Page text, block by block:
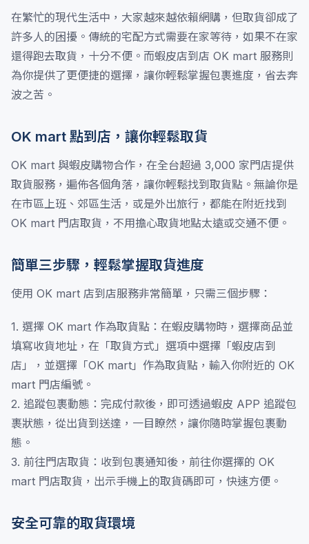
在繁忙的現代生活中，大家越來越依賴網購，但取貨卻成了
許多人的困擾。傳統的宅配方式需要在家等待，如果不在家
還得跑去取貨，十分不便。而蝦皮店到店 OK mart 服務則
為你提供了更便捷的選擇，讓你輕鬆掌握包裹進度，省去奔
波之苦。
OK mart 點到店，讓你輕鬆取貨
OK mart 與蝦皮購物合作，在全台超過 3,000 家門店提供
取貨服務，遍佈各個角落，讓你輕鬆找到取貨點。無論你是
在市區上班、郊區生活，或是外出旅行，都能在附近找到
OK mart 門店取貨，不用擔心取貨地點太遠或交通不便。
簡單三步驟，輕鬆掌握取貨進度
使用 OK mart 店到店服務非常簡單，只需三個步驟：
1. 選擇 OK mart 作為取貨點：在蝦皮購物時，選擇商品並
填寫收貨地址，在「取貨方式」選項中選擇「蝦皮店到
店」，並選擇「OK mart」作為取貨點，輸入你附近的 OK
mart 門店編號。
2. 追蹤包裹動態：完成付款後，即可透過蝦皮 APP 追蹤包
裹狀態，從出貨到送達，一目瞭然，讓你隨時掌握包裹動
態。
3. 前往門店取貨：收到包裹通知後，前往你選擇的 OK
mart 門店取貨，出示手機上的取貨碼即可，快速方便。
安全可靠的取貨環境